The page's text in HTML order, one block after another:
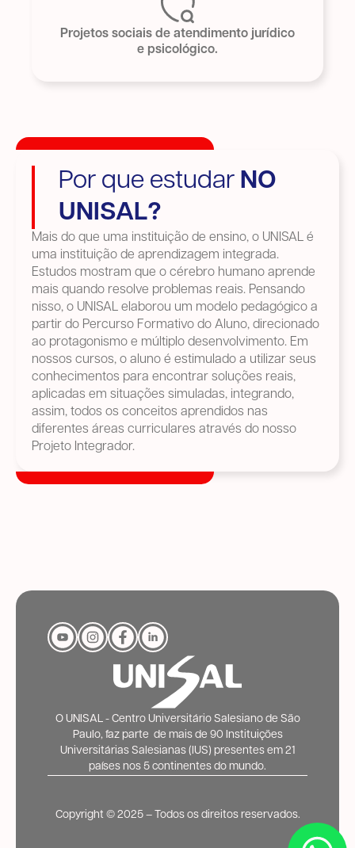
Projetos sociais de atendimento jurídico
e psicológico.
Por que estudar NO
UNISAL?
Mais do que uma instituição de ensino, o UNISAL é
uma instituição de aprendizagem integrada.
Estudos mostram que o cérebro humano aprende
mais quando resolve problemas reais. Pensando
nisso, o UNISAL elaborou um modelo pedagógico a
partir do Percurso Formativo do Aluno, direcionado
ao protagonismo e múltiplo desenvolvimento. Em
nossos cursos, o aluno é estimulado a utilizar seus
conhecimentos para encontrar soluções reais,
aplicadas em situações simuladas, integrando,
assim, todos os conceitos aprendidos nas
diferentes áreas curriculares através do nosso
Projeto Integrador.
O UNISAL - Centro Universitário Salesiano de São
Paulo, faz parte de mais de 90 Instituições
Universitárias Salesianas (IUS) presentes em 21
países nos 5 continentes do mundo.
Copyright ©️ 2025 – Todos os direitos reservados.